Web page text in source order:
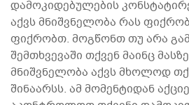
დამოკიდებულების
აქვს მნიშვნელობა რას
ფიქრობთ. მოგწონთ თუ არა
შემთხვევაში თქვენ მაინც
მნიშვნელობა აქვს მხოლოდ
შინაარსს. ამ მომენტიდან